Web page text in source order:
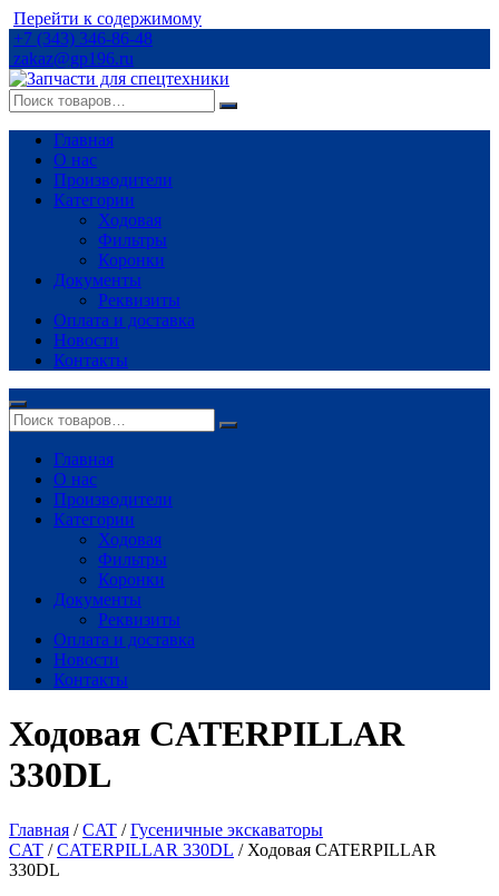
Перейти к содержимому
+7 (343) 346-86-48
zakaz@gp196.ru
Главная
О нас
Производители
Категории
Ходовая
Фильтры
Коронки
Документы
Реквизиты
Оплата и доставка
Новости
Контакты
Главная
О нас
Производители
Категории
Ходовая
Фильтры
Коронки
Документы
Реквизиты
Оплата и доставка
Новости
Контакты
Ходовая CATERPILLAR
330DL
Главная /CAT /Гусеничные экскаваторы
CAT /CATERPILLAR 330DL / Ходовая CATERPILLAR
330DL